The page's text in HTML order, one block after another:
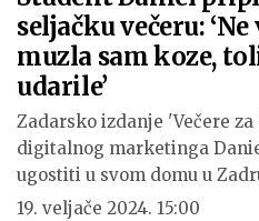
seljačku večeru:
muzla sam koze,
udarile’
Zadarsko izdanje 'Večere
digitalnog marketinga
ugostiti u svom domu u
19. veljače 2024. 15:00